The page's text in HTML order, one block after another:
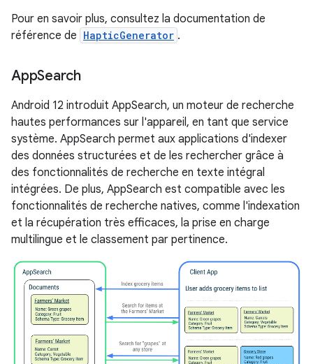
Pour en savoir plus, consultez la documentation de
référence de HapticGenerator .
AppSearch
Android 12 introduit AppSearch, un moteur de recherche
hautes performances sur l'appareil, en tant que service
système. AppSearch permet aux applications d'indexer
des données structurées et de les rechercher grâce à
des fonctionnalités de recherche en texte intégral
intégrées. De plus, AppSearch est compatible avec les
fonctionnalités de recherche natives, comme l'indexation
et la récupération très efficaces, la prise en charge
multilingue et le classement par pertinence.